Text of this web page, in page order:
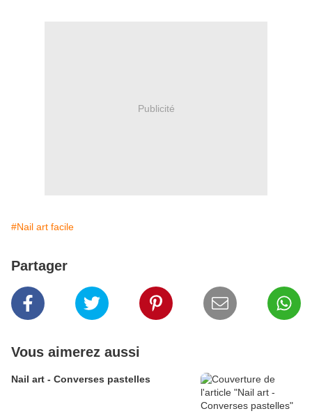
Publicité
#Nail art facile
Partager
Vous aimerez aussi
Nail art - Converses pastelles